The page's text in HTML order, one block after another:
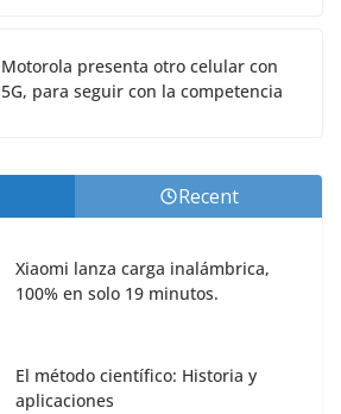
Motorola presenta otro celular con
5G, para seguir con la competencia
Recent
Xiaomi lanza carga inalámbrica,
100% en solo 19 minutos.
El método científico: Historia y
aplicaciones